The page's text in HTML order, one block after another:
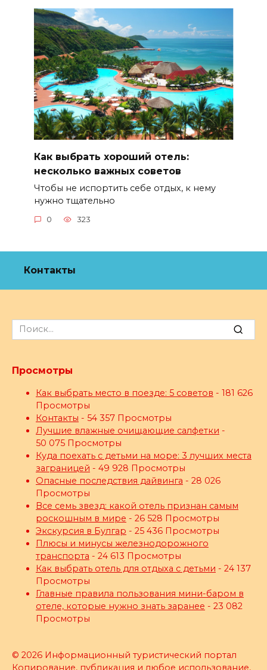
Как выбрать хороший отель:
несколько важных советов
Чтобы не испортить себе отдых, к нему
нужно тщательно
0 323
Контакты
Search
for:
Просмотры
Как выбрать место в поезде: 5 советов - 181 626
Просмотры
Контакты - 54 357 Просмотры
Лучшие влажные очищающие салфетки -
50 075 Просмотры
Куда поехать с детьми на море: 3 лучших места
заграницей - 49 928 Просмотры
Опасные последствия дайвинга - 28 026
Просмотры
Все семь звезд: какой отель признан самым
роскошным в мире - 26 528 Просмотры
Экскурсия в Булгар - 25 436 Просмотры
Плюсы и минусы железнодорожного
транспорта - 24 613 Просмотры
Как выбрать отель для отдыха с детьми - 24 137
Просмотры
Главные правила пользования мини-баром в
отеле, которые нужно знать заранее - 23 082
Просмотры
© 2026 Информационный туристический портал
Копирование, публикация и любое использование,